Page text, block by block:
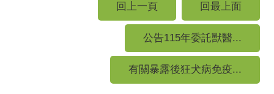
回上一頁
回最上面
公告115年委託獸醫...
有關暴露後狂犬病免疫...